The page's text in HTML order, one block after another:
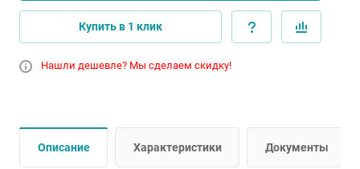
Купить в 1 клик
Нашли дешевле? Мы сделаем скидку!
Описание Характеристики Документы